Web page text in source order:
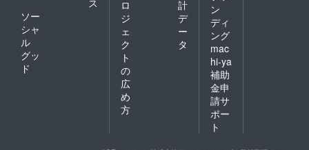
ソー
シャ
ル
グッ
ド
ロ
ジ
ェ
ク
ト
の
広
め
方
計
デ
ー
タ
ン
ディ
ング
mac
hi-ya
補助
金申
請サ
ポー
ト